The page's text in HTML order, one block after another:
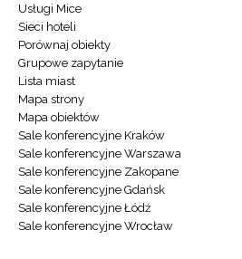
Usługi Mice
Sieci hoteli
Porównaj obiekty
Grupowe zapytanie
Lista miast
Mapa strony
Mapa obiektów
Sale konferencyjne Kraków
Sale konferencyjne Warszawa
Sale konferencyjne Zakopane
Sale konferencyjne Gdańsk
Sale konferencyjne Łódź
Sale konferencyjne Wrocław